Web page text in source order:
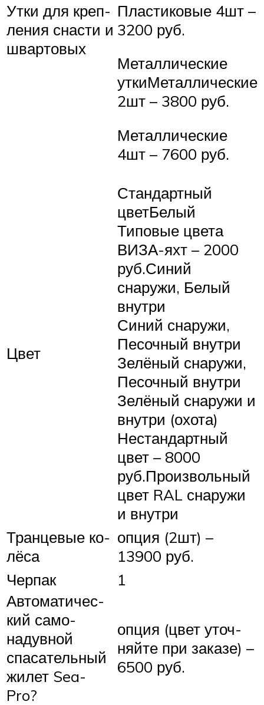
Утки для креп­
ле­ния снасти и
швар­то­вых
Пластиковые 4шт –
3200 руб.
Металлические
уткиМеталлические
2шт – 3800 руб.
Металлические
4шт – 7600 руб.
Цвет
Стандартный
цветБелый
Типовые цвета
ВИЗА-яхт – 2000
руб.Синий
снаружи, Белый
внутри
Синий снаружи,
Песочный внутри
Зелёный снаружи,
Песочный внутри
Зелёный снаружи и
внутри (охота)
Нестандартный
цвет – 8000
руб.Произвольный
цвет RAL снаружи
и внутри
Тран­це­вые ко­
лёса
опция (2шт) –
13900 руб.
Черпак
1
Авто­мати­чес­
кий само­
надув­ной
спаса­тель­ный
жилет Sea-
Pro?
опция (цвет уточ­
няйте при заказе) –
6500 руб.